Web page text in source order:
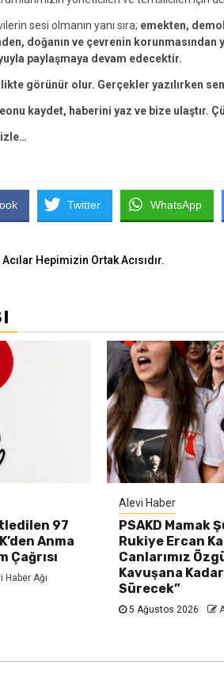
sesi olmanın yanı sıra; emekten,
doğanın ve çevrenin
paylaşmaya devam edecektir.
görünür olur. Gerçekler yazılırken sen
kaydet, haberini yaz ve bize ulaştır.
Twitter WhatsApp
Hepimizin Ortak Acısıdır.
97
Anma
Çağrısı
Haber Ağı
Alevi Haber
PSAKD Mamak
Rukiye Ercan
Canlarımız
Kavuşana
Sürecek”
5 Ağustos 2026